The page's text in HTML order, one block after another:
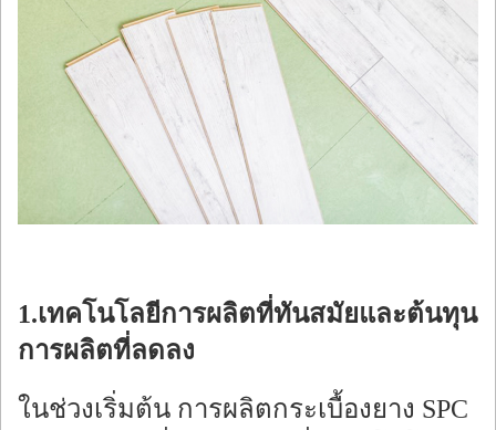
1.เทคโนโลยีการผลิตที่ทันสมัยและต้นทุน
การผลิตที่ลดลง
ในช่วงเริ่มต้น การผลิตกระเบื้องยาง SPC